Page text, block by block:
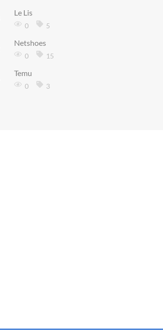
Le Lis
0 5
Netshoes
0 15
Temu
0 3